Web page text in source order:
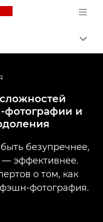
Canon Logo, back to
и
безупречнее,
эффективнее.
о том, как
фотография.